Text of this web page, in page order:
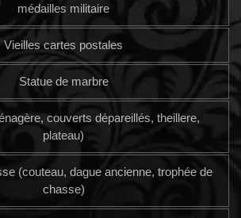
médailles militaire
Vieilles cartes postales
Statue de marbre
couverts dépareillés, theillere,
plateau)
(couteau, dague ancienne, trophée de
chasse)